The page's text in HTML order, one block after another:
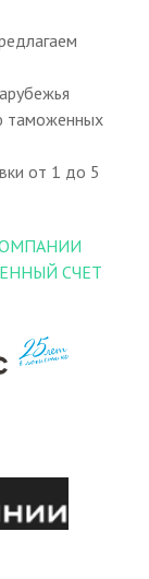
таможенных
от 1 до 5
СЧЕТ